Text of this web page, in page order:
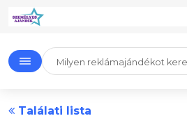
Találati lista